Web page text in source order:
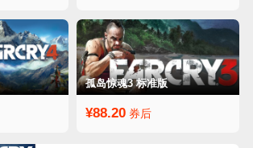
孤岛惊魂3 标准版
¥88.20券后